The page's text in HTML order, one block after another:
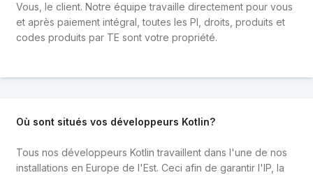
Vous, le client. Notre équipe travaille directement pour vous
et après paiement intégral, toutes les PI, droits, produits et
codes produits par TE sont votre propriété.
Où sont situés vos développeurs Kotlin?
Tous nos développeurs Kotlin travaillent dans l'une de nos
installations en Europe de l'Est. Ceci afin de garantir l'IP, la